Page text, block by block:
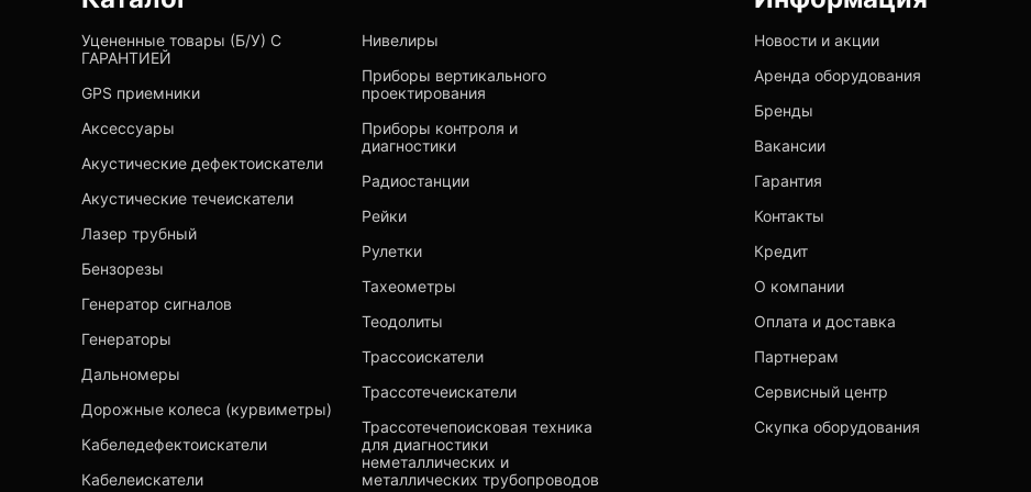
Уцененные товары (Б/У) С
ГАРАНТИЕЙ
GPS приемники
Аксессуары
Акустические дефектоискатели
Акустические течеискатели
Лазер трубный
Бензорезы
Генератор сигналов
Генераторы
Дальномеры
Дорожные колеса (курвиметры)
Кабеледефектоискатели
Кабелеискатели
Нивелиры
Приборы вертикального
проектирования
Приборы контроля и
диагностики
Радиостанции
Рейки
Рулетки
Тахеометры
Теодолиты
Трассоискатели
Трассотечеискатели
Трассотечепоисковая техника
для диагностики
неметаллических и
металлических трубопроводов
Новости и акции
Аренда оборудования
Бренды
Вакансии
Гарантия
Контакты
Кредит
О компании
Оплата и доставка
Партнерам
Сервисный центр
Скупка оборудования